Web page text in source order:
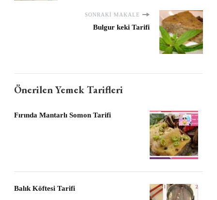
SONRAKI MAKALE
Bulgur keki Tarifi
Önerilen Yemek Tarifleri
Fırında Mantarlı Somon Tarifi
Balık Köftesi Tarifi